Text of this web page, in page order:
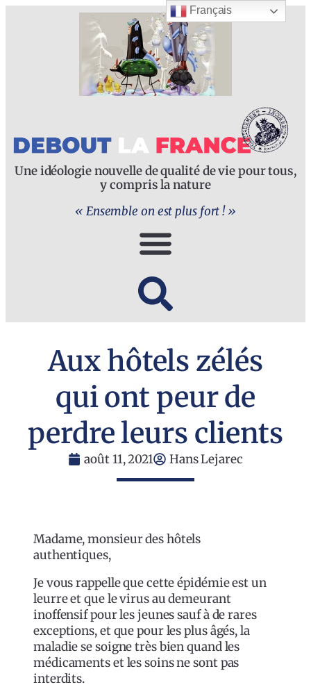
Une idéologie nouvelle de qualité de vie pour tous,
y compris la nature
« Ensemble on est plus fort ! »
Aux hôtels zélés
qui ont peur de
perdre leurs clients
août 11, 2021 Hans Lejarec
Madame, monsieur des hôtels
authentiques,
Je vous rappelle que cette épidémie est un
leurre et que le virus au demeurant
inoffensif pour les jeunes sauf à de rares
exceptions, et que pour les plus âgés, la
maladie se soigne très bien quand les
médicaments et les soins ne sont pas
interdits.
Français